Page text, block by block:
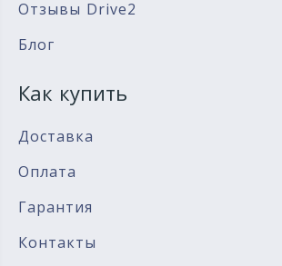
Отзывы Drive2
Блог
Как купить
Доставка
Оплата
Гарантия
Контакты